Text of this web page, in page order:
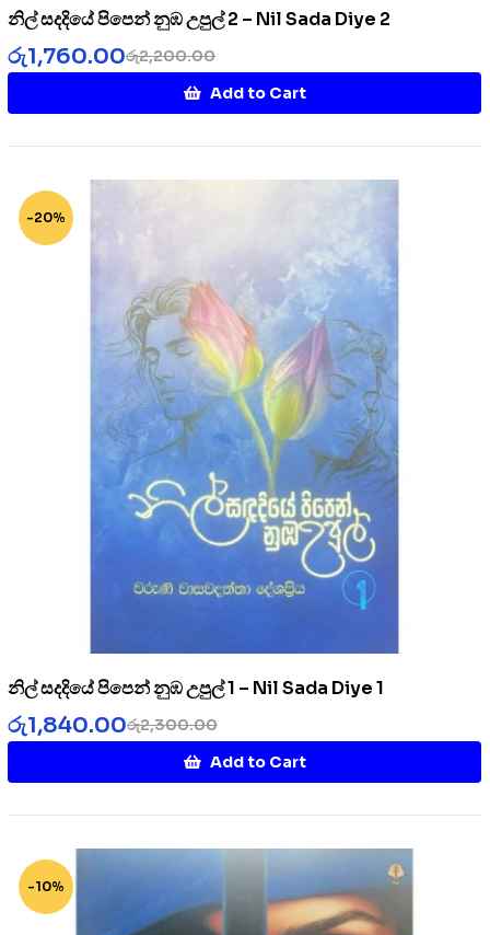
නිල් සදදියේ පිපෙන් නුඹ උපුල් 2 – Nil Sada Diye 2
රු2,200.00
රු1,760.00
Add to Cart
-20%
නිල් සදදියේ පිපෙන් නුඹ උපුල් 1 – Nil Sada Diye 1
රු2,300.00
රු1,840.00
Add to Cart
-10%